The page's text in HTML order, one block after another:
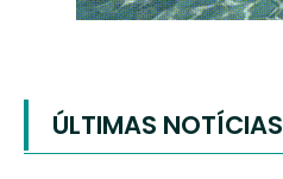
ÚLTIMAS NOTÍCIAS